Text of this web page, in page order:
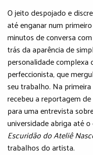
O jeito despojado e
até enganar num
minutos de conversa
trás da aparência de
personalidade
perfeccionista, que
seu trabalho. Na
recebeu a reportagem
para uma entrevista
universidade abriga até
Escuridão do Ateliê
trabalhos do artista.